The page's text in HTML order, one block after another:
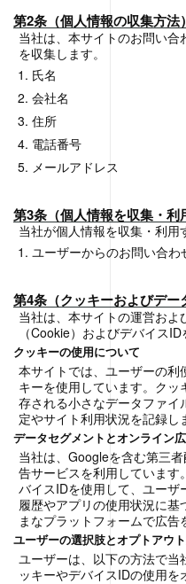
第2条（個人情報の収集方法）
当社は、本サイトのお問い
を収集します。
氏名
会社名
住所
電話番号
メールアドレス
第3条（個人情報を収集・利
当社が個人情報を収集・利用
ユーザーからのお問い合
第4条（クッキーおよびデー
当社は、本サイトの運営お
（Cookie）およびデバイスID
クッキーの使用について
本サイトでは、ユーザーの利
キーを使用しています。ク
存される小さなデータファ
定やサイト利用状況を記録し
データセグメントとオンライン
当社は、Googleを含む第三
告サービスを利用していま
バイスIDを使用して、ユー
履歴やアプリの使用状況に
まなプラットフォームで広告
ユーザーの選択肢とオプトアウ
ユーザーは、以下の方法で
ッキーやデバイスIDの使用を